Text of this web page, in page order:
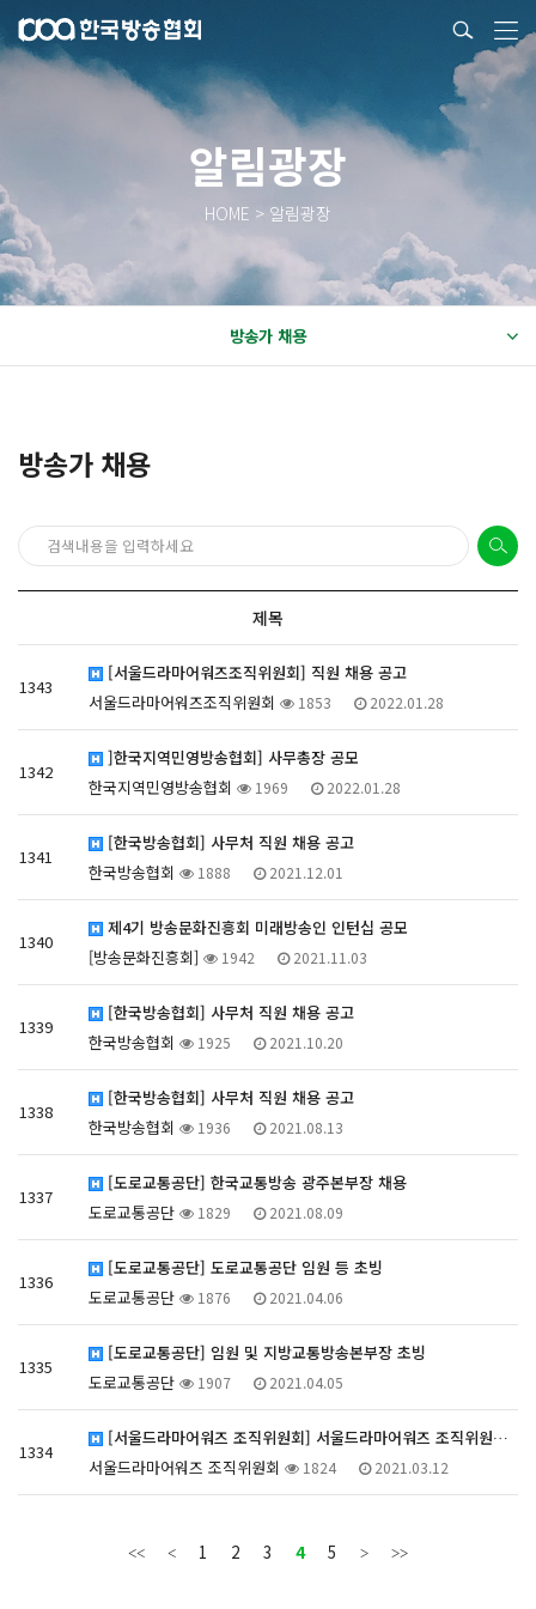
알림광장
HOME > 알림광장
방송가 채용
방송가 채용
제목
1343
[서울드라마어워즈조직위원회] 직원 채용 공고
서울드라마어워즈조직위원회
1853 2022.01.28
1342
]한국지역민영방송협회] 사무총장 공모
한국지역민영방송협회
1969 2022.01.28
1341
[한국방송협회] 사무처 직원 채용 공고
한국방송협회
1888 2021.12.01
1340
제4기 방송문화진흥회 미래방송인 인턴십 공모
[방송문화진흥회]
1942 2021.11.03
1339
[한국방송협회] 사무처 직원 채용 공고
한국방송협회
1925 2021.10.20
1338
[한국방송협회] 사무처 직원 채용 공고
한국방송협회
1936 2021.08.13
1337
[도로교통공단] 한국교통방송 광주본부장 채용
도로교통공단
1829 2021.08.09
1336
[도로교통공단] 도로교통공단 임원 등 초빙
도로교통공단
1876 2021.04.06
1335
[도로교통공단] 임원 및 지방교통방송본부장 초빙
도로교통공단
1907 2021.04.05
1334
[서울드라마어워즈 조직위원회] 서울드라마어워즈 조직위원…
서울드라마어워즈 조직위원회
1824 2021.03.12
1 2 3 4 5